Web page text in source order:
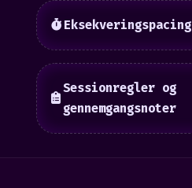
Eksekveringspacing
Sessionregler og
gennemgangsnoter